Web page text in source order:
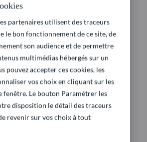
protection
personnelles
intervenant dans le domaine de la
BHF Asset Management »)
traitements effectués sur ce site web
activités de gestion soient
(UE) 2016/679 du Parlement
du 27 avril 2016, relatif à la
physiques à l’égard du traitement
partenaires utilisent des traceurs
le bon fonctionnement de ce site, de
son audience et de permettre
multimédias hébergés sur un
pouvez accepter ces cookies, les
vos choix en cliquant sur les
fenêtre. Le bouton Paramétrer les
disposition le détail des traceurs
revenir sur vos choix à tout